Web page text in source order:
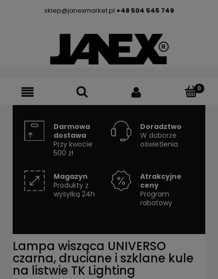
sklep@janexmarket.pl +48 504 545 749
Darmowa
dostawa
Przy kwocie
500 zł
Doradztwo
W doborze
oświetlenia
Magazyn
Produkty z
wysyłką 24h
Atrakcyjne
ceny
Program
rabatowy
Lampa wisząca UNIVERSO
czarna, druciane i szklane kule
na listwie TK Lighting